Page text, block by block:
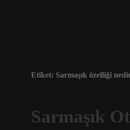
Etiket: Sarmaşık özelliği
Sarmaşık